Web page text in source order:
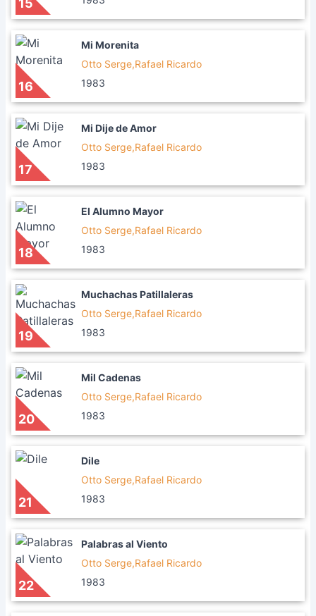
15
16
Mi Morenita
Otto Serge,Rafael Ricardo
1983
17
Mi Dije de Amor
Otto Serge,Rafael Ricardo
1983
18
El Alumno Mayor
Otto Serge,Rafael Ricardo
1983
19
Muchachas Patillaleras
Otto Serge,Rafael Ricardo
1983
20
Mil Cadenas
Otto Serge,Rafael Ricardo
1983
21
Dile
Otto Serge,Rafael Ricardo
1983
22
Palabras al Viento
Otto Serge,Rafael Ricardo
1983